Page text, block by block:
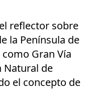
reflector sobre
la Península de
Gran Vía
Natural de
el concepto de